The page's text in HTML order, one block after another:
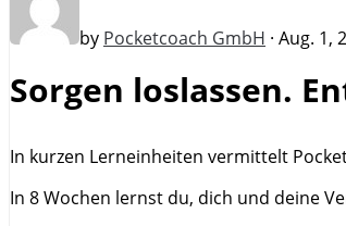
by Pocketcoach GmbH · Aug. 1,
Sorgen loslassen.
In kurzen Lerneinheiten vermittelt
In 8 Wochen lernst du, dich und deine